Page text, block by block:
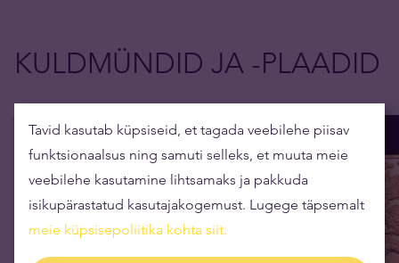
KULDMÜNDID JA -PLAADID
Tavid kasutab küpsiseid, et tagada veebilehe piisav
funktsionaalsus ning samuti selleks, et muuta meie
veebilehe kasutamine lihtsamaks ja pakkuda
isikupärastatud kasutajakogemust. Lugege täpsemalt
meie küpsisepoliitika kohta siit.